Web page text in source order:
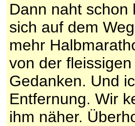
Dann naht schon
sich auf dem
mehr
von der
Gedanken. Und
Entfernung. Wir
ihm näher.